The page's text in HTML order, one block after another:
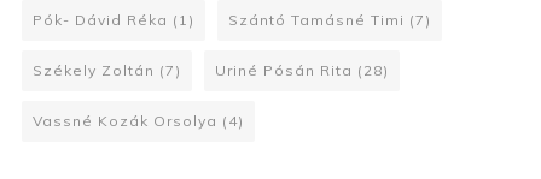
Pók- Dávid Réka (1) Szántó Tamásné Timi (7)
Székely Zoltán (7) Uriné Pósán Rita (28)
Vassné Kozák Orsolya (4)